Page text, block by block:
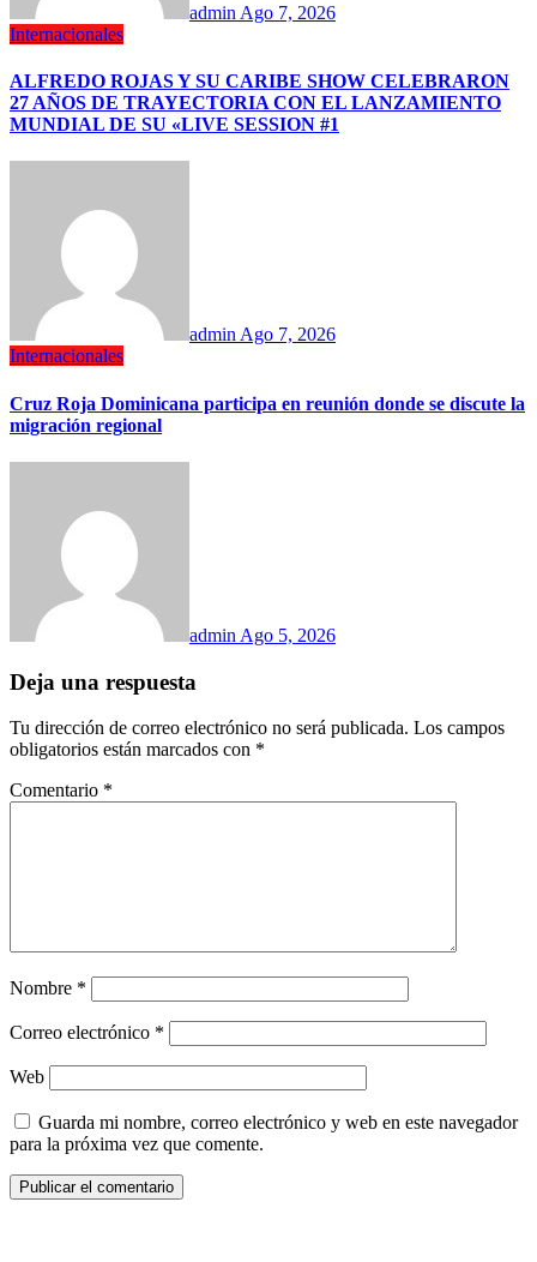
admin Ago 7, 2026
Internacionales
ALFREDO ROJAS Y SU CARIBE SHOW CELEBRARON
27 AÑOS DE TRAYECTORIA CON EL LANZAMIENTO
MUNDIAL DE SU «LIVE SESSION #1
adminAgo 7, 2026
Internacionales
Cruz Roja Dominicana participa en reunión donde se discute la
migración regional
admin Ago 5, 2026
Deja una respuesta
Tu dirección de correo electrónico no será publicada. Los campos
obligatorios están marcados con *
Comentario *
Nombre *
Correo electrónico *
Web
Guarda mi nombre, correo electrónico y web en este navegador
para la próxima vez que comente.